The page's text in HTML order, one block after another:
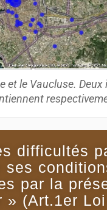
et le Vaucluse.
difficultés
par la
(Art.1er